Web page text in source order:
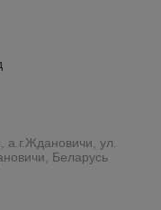
ул.
Беларусь